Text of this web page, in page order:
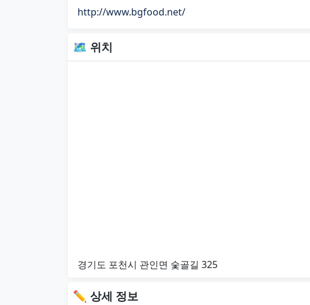
http://www.bgfood.net/
🗺 위치
경기도 포천시 관인면 숯골길 325
✏ 상세 정보